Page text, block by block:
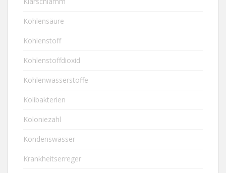
Kohlensäure
Kohlenstoff
Kohlenstoffdioxid
Kohlenwasserstoffe
Kolibakterien
Koloniezahl
Kondenswasser
Krankheitserreger